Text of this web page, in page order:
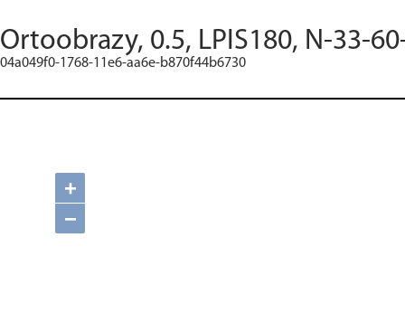
Ortoobrazy, 0.5, LPIS180, N-33-
04a049f0-1768-11e6-aa6e-b870f44b6730
+
−